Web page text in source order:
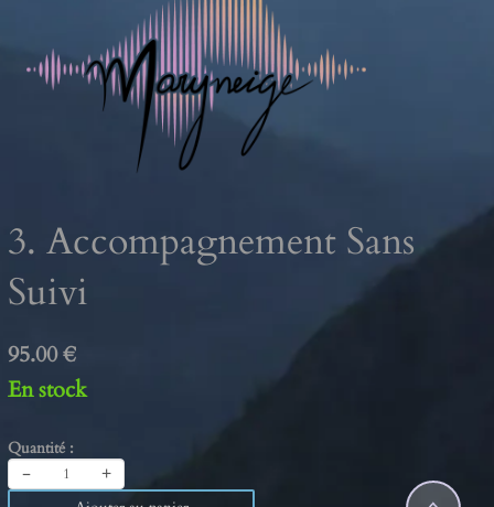
3. Accompagnement Sans
Suivi
95.00 €
En stock
Quantité :
- +